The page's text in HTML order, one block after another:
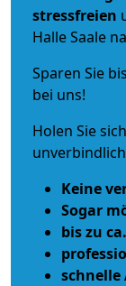
stressfreien
Halle Saale
Sparen Sie
bei uns!
Holen Sie
Keine
Sogar
bis zu